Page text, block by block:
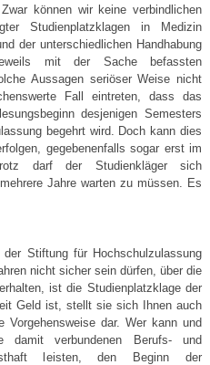
können wir keine verbindlichen
Studienplatzklagen in Medizin
der unterschiedlichen Handhabung
mit der Sache befassten
Aussagen seriöser Weise nicht
Fall eintreten, dass das
desjenigen Semesters
begehrt wird. Doch kann dies
gegebenenfalls sogar erst im
darf der Studienkläger sich
Jahre warten zu müssen. Es
Stiftung für Hochschulzulassung
nicht sicher sein dürfen, über die
ist die Studienplatzklage der
Geld ist, stellt sie sich Ihnen auch
dar. Wer kann und
verbundenen Berufs- und
leisten, den Beginn der